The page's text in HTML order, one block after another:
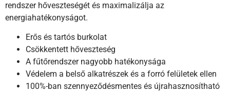
rendszer hőveszteségét és maximalizálja az
energiahatékonyságot.
Erős és tartós burkolat
Csökkentett hőveszteség
A fűtőrendszer nagyobb hatékonysága
Védelem a belső alkatrészek és a forró felületek ellen
100%-ban szennyeződésmentes és újrahasznosítható